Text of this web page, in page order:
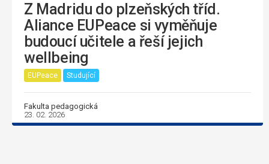
Z Madridu do plzeňských tříd.
Aliance EUPeace si vyměňuje
budoucí učitele a řeší jejich
wellbeing
EUPeace Studující
Fakulta pedagogická
23. 02. 2026